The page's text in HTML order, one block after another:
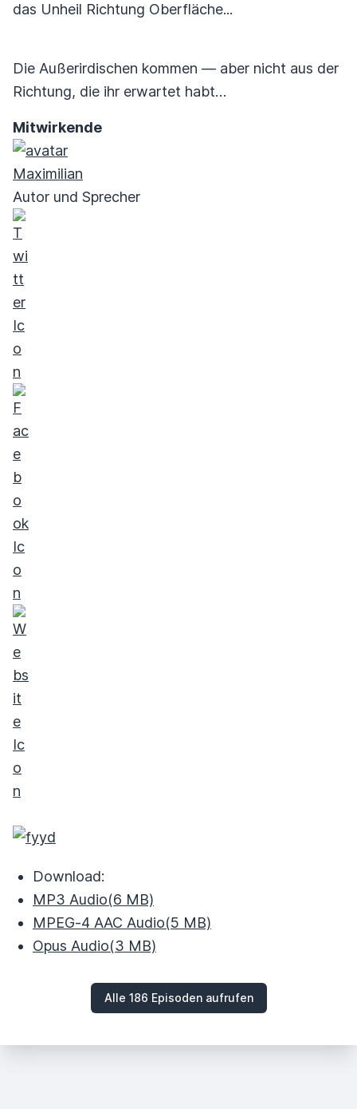
das Unheil Richtung Oberfläche...
Die Außerirdischen kommen — aber nicht aus der
Richtung, die ihr erwartet habt…
Mitwirkende
Maximilian
Autor und Sprecher
Download:
MP3 Audio(6 MB)
MPEG‑4 AAC Audio(5 MB)
Opus Audio(3 MB)
Alle 186 Episoden aufrufen